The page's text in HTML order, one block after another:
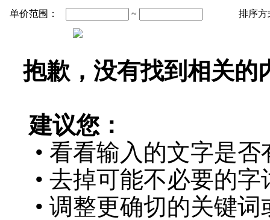
单价范围： ~ 排序方
抱歉，没有找到相关的
建议您：
• 看看输入的文字是否
• 去掉可能不必要的字
• 调整更确切的关键